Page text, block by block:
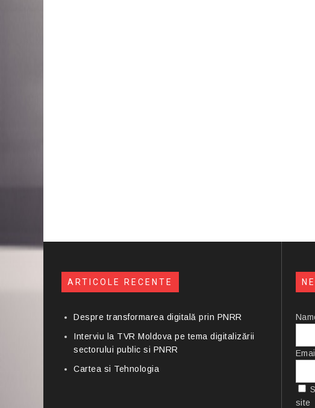
ARTICOLE RECENTE
Despre transformarea digitală prin PNRR
Interviu la TVR Moldova pe tema digitalizării
sectorului public si PNRR
Cartea si Tehnologia
Email
site